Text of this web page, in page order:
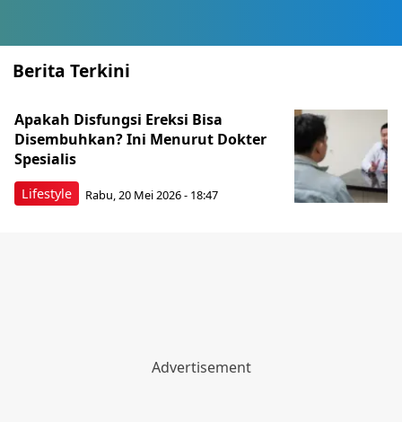
Berita Terkini
Lifestyle
Apakah Disfungsi Ereksi Bisa
Disembuhkan? Ini Menurut Dokter
Spesialis
Rabu, 20 Mei 2026 - 18:47